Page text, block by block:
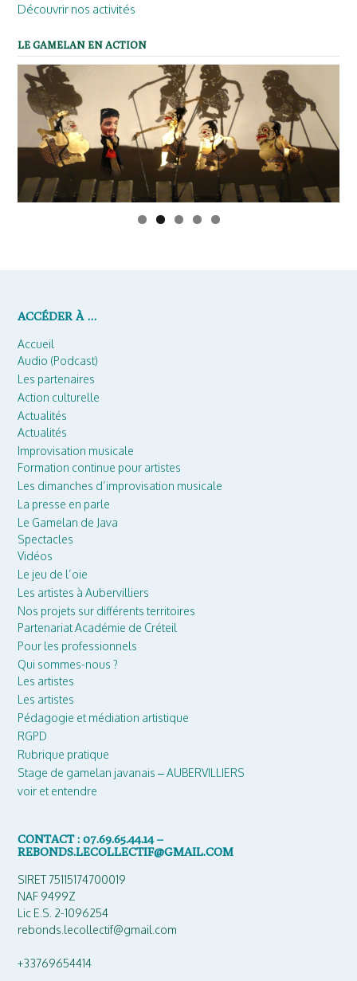
Découvrir nos activités
LE GAMELAN EN ACTION
ACCÉDER À …
Accueil
Audio (Podcast)
Les partenaires
Action culturelle
Actualités
Actualités
Improvisation musicale
Formation continue pour artistes
Les dimanches d’improvisation musicale
La presse en parle
Le Gamelan de Java
Spectacles
Vidéos
Le jeu de l’oie
Les artistes à Aubervilliers
Nos projets sur différents territoires
Partenariat Académie de Créteil
Pour les professionnels
Qui sommes-nous ?
Les artistes
Les artistes
Pédagogie et médiation artistique
RGPD
Rubrique pratique
Stage de gamelan javanais – AUBERVILLIERS
voir et entendre
CONTACT : 07.69.65.44.14 –
REBONDS.LECOLLECTIF@GMAIL.COM
SIRET 75115174700019
NAF 9499Z
Lic E.S. 2-1096254
rebonds.lecollectif@gmail.com
+33769654414